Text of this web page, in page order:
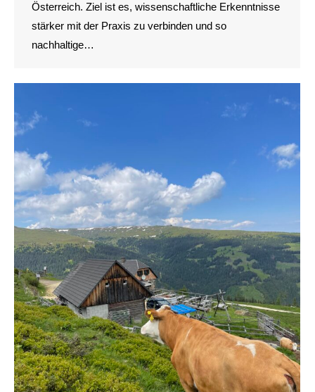
Österreich. Ziel ist es, wissenschaftliche Erkenntnisse
stärker mit der Praxis zu verbinden und so
nachhaltige…